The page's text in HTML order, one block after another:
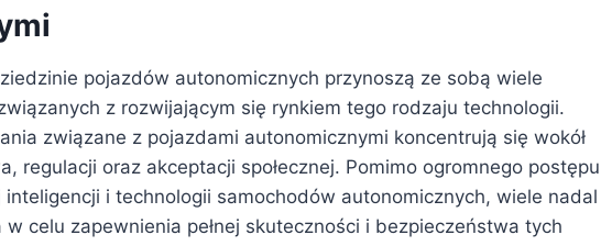
pojazdów autonomicznych przynoszą ze sobą wiele
z rozwijającym się rynkiem tego rodzaju technologii.
związane z pojazdami autonomicznymi koncentrują się wokół
regulacji oraz akceptacji społecznej. Pomimo ogromnego postępu
i technologii samochodów autonomicznych, wiele nadal
celu zapewnienia pełnej skuteczności i bezpieczeństwa tych